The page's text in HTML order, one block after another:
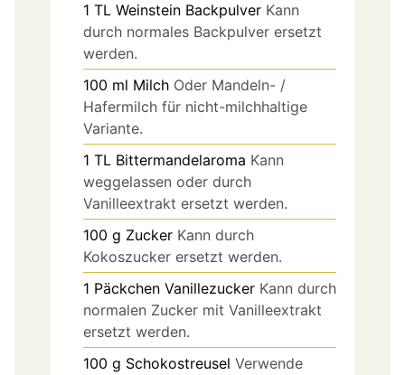
1 TL Weinstein Backpulver Kann
durch normales Backpulver ersetzt
werden.
100 ml Milch Oder Mandeln- /
Hafermilch für nicht-milchhaltige
Variante.
1 TL Bittermandelaroma Kann
weggelassen oder durch
Vanilleextrakt ersetzt werden.
100 g Zucker Kann durch
Kokoszucker ersetzt werden.
1 Päckchen Vanillezucker Kann durch
normalen Zucker mit Vanilleextrakt
ersetzt werden.
100 g Schokostreusel Verwende